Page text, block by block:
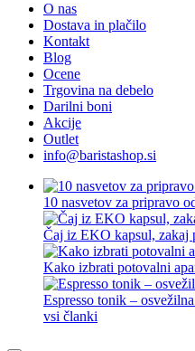
O nas
Dostava in plačilo
Kontakt
Blog
Ocene
Trgovina na debelo
Darilni boni
Akcije
Outlet
info@baristashop.si
10 nasvetov za pripravo
Čaj iz EKO kapsul, zakaj
Kako izbrati potovalni
Espresso tonik –
vsi članki